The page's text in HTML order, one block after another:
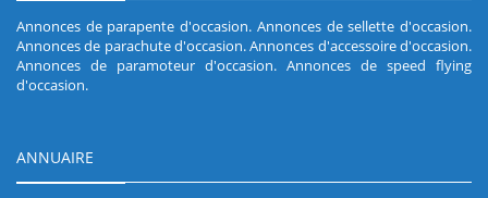
Annonces de parapente d'occasion. Annonces de sellette d'occasion.
Annonces de parachute d'occasion.Annonces d'accessoire d'occasion.
Annonces de paramoteur d'occasion. Annonces de speed flying
d'occasion.
ANNUAIRE